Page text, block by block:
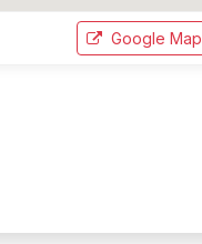
Google